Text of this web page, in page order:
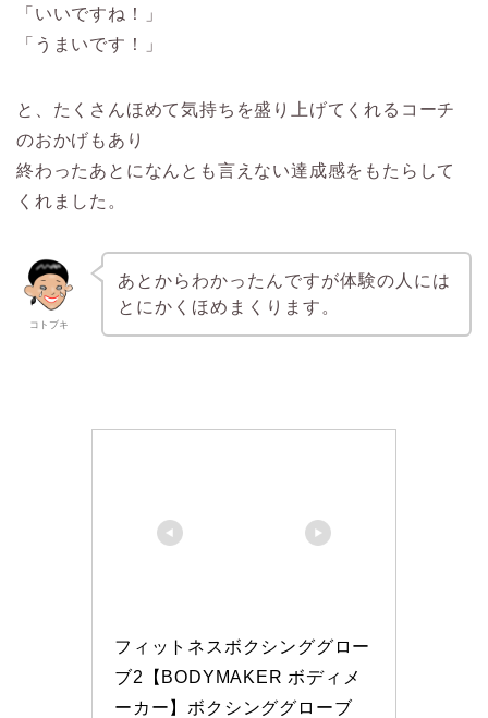
「いいですね！」
「うまいです！」
と、たくさんほめて気持ちを盛り上げてくれるコーチ
のおかげもあり
終わったあとになんとも言えない達成感をもたらして
くれました。
コトブキ
あとからわかったんですが体験の人には
とにかくほめまくります。
フィットネスボクシンググロー
ブ2【BODYMAKER ボディメ
ーカー】ボクシンググローブ